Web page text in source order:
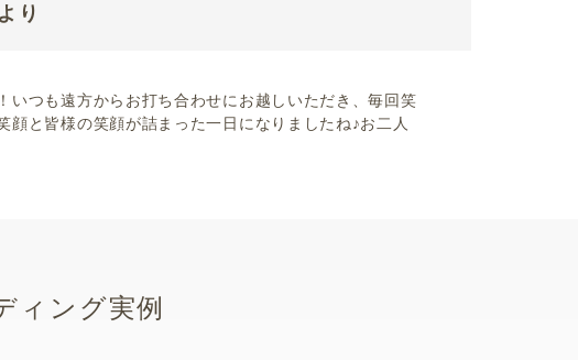
り
つも遠方からお打ち合わせにお越しいただき、毎回笑
と皆様の笑顔が詰まった一日になりましたね♪お二人
ィング実例